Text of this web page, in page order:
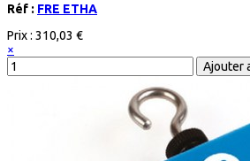
Réf : FRE ETHA
Prix : 310,03 €
×